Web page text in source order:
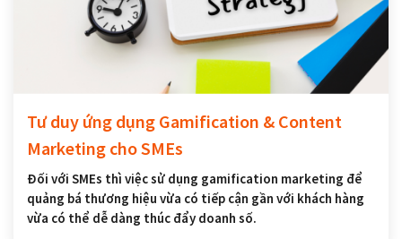
Tư duy ứng dụng Gamification & Content
Marketing cho SMEs
Đối với SMEs thì việc sử dụng gamification marketing để
quảng bá thương hiệu vừa có tiếp cận gần với khách hàng
vừa có thể dễ dàng thúc đẩy doanh số.